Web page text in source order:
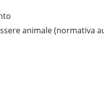
animale (normativa